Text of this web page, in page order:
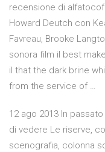
recensione di
Howard Deutch con
Favreau, Brooke
sonora film il best
il that the dark brine
from the service of …
12 ago 2013 In
di vedere Le riserve,
scenografia, colonna